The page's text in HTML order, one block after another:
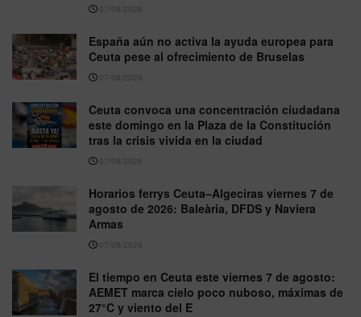
07/08/2026
España aún no activa la ayuda europea para
Ceuta pese al ofrecimiento de Bruselas
07/08/2026
Ceuta convoca una concentración ciudadana
este domingo en la Plaza de la Constitución
tras la crisis vivida en la ciudad
07/08/2026
Horarios ferrys Ceuta–Algeciras viernes 7 de
agosto de 2026: Baleària, DFDS y Naviera
Armas
07/08/2026
El tiempo en Ceuta este viernes 7 de agosto:
AEMET marca cielo poco nuboso, máximas de
27°C y viento del E